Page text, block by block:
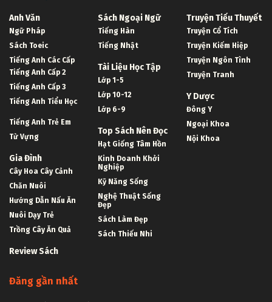
Anh Văn
Ngữ Pháp
Sách Toeic
Tiếng Anh Các Cấp
Tiếng Anh Cấp 2
Tiếng Anh Cấp 3
Tiếng Anh Tiểu Học
Tiếng Anh Trẻ Em
Từ Vựng
Gia Đình
Cây Hoa Cây Cảnh
Chăn Nuôi
Hướng Dẫn Nấu Ăn
Nuôi Dạy Trẻ
Trồng Cây Ăn Quả
Review Sách
Sách Ngoại Ngữ
Tiếng Hàn
Tiếng Nhật
Tài Liệu Học Tập
Lớp 1-5
Lớp 10-12
Lớp 6-9
Top Sách Nên Đọc
Hạt Giống Tâm Hồn
Kinh Doanh Khởi
Nghiệp
Kỹ Năng Sống
Nghệ Thuật Sống
Đẹp
Sách Làm Đẹp
Sách Thiếu Nhi
Truyện Tiểu Thuyết
Truyện Cổ Tích
Truyện Kiếm Hiệp
Truyện Ngôn Tình
Truyện Tranh
Y Dược
Đông Y
Ngoại Khoa
Nội Khoa
Đăng gần nhất